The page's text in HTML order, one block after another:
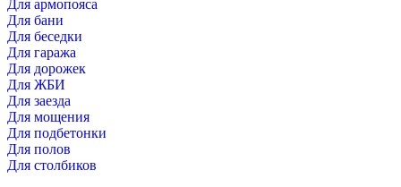
Для армопояса
Для бани
Для беседки
Для гаража
Для дорожек
Для ЖБИ
Для заезда
Для мощения
Для подбетонки
Для полов
Для столбиков